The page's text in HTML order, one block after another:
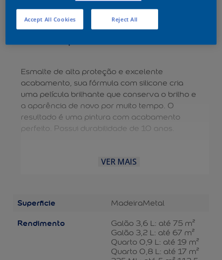
Esmalte de alta proteção e excelente
acabamento, sua fórmula com silicone cria
uma película brilhante que conserva o brilho e
a aparência de novo por muito tempo. O
resultado é uma pintura com acabamento
perfeito. Possui durabilidade de 10 anos.
VER MAIS
Superficie MadeiraMetal
Rendimento
Galão 3,6 L: até 75 m²
Galão 3,2 L: até 67 m²
Quarto 0,9 L: até 19 m²
Quarto 0,8 L: até 17 m²
Reject All
Accept All Cookies